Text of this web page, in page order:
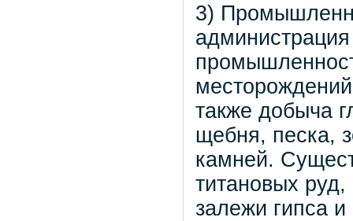
3)
также добыча
щебня, песка,
камней.
титановых
залежи гипса и